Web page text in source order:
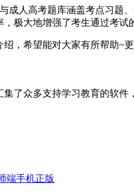
成人高考题库涵盖考点习题
极大地增强了考生通过考试
，希望能对大家有所帮助~
了众多支持学习教育的软件
端手机正版